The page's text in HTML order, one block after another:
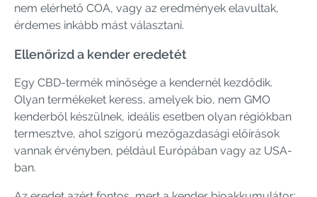
nem elérhető COA, vagy az eredmények elavultak,
érdemes inkább mást választani.
Ellenőrizd a kender eredetét
Egy CBD-termék minősége a kendernél kezdődik.
Olyan termékeket keress, amelyek bio, nem GMO
kenderből készülnek, ideális esetben olyan régiókban
termesztve, ahol szigorú mezőgazdasági előírások
vannak érvényben, például Európában vagy az USA-
ban.